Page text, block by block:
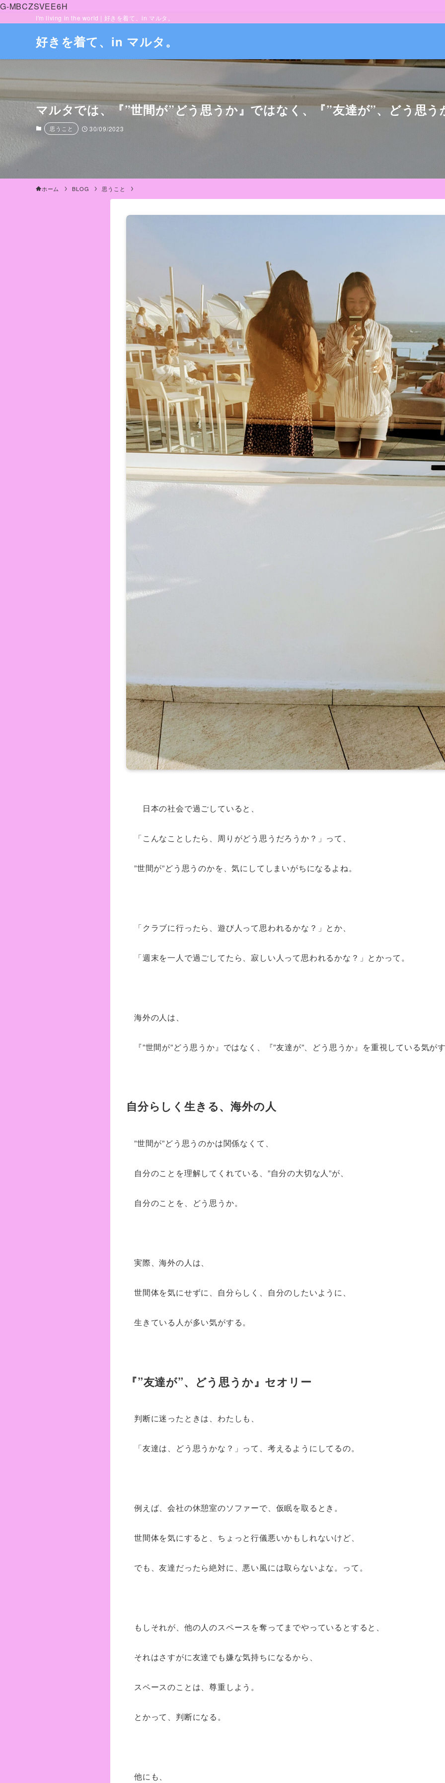
G-MBCZSVEE6H
I'm living in the world | 好きを着て、in マルタ。
好きを着て、in マルタ。
マルタでは、『”世間が”どう思うか』ではなく、『”友達が”、どう思う
思うこと 30/09/2023
ホーム BLOG 思うこと
日本の社会で過ごしていると、
「こんなことしたら、周りがどう思うだろうか？」って、
”世間が”どう思うのかを、気にしてしまいがちになるよね。
「クラブに行ったら、遊び人って思われるかな？」とか、
「週末を一人で過ごしてたら、寂しい人って思われるかな？」とかって。
海外の人は、
『”世間が”どう思うか』ではなく、『”友達が”、どう思うか』を重視している気が
自分らしく生きる、海外の人
”世間が”どう思うのかは関係なくて、
自分のことを理解してくれている、”自分の大切な人”が、
自分のことを、どう思うか。
実際、海外の人は、
世間体を気にせずに、自分らしく、自分のしたいように、
生きている人が多い気がする。
『”友達が”、どう思うか』セオリー
判断に迷ったときは、わたしも、
「友達は、どう思うかな？」って、考えるようにしてるの。
例えば、会社の休憩室のソファーで、仮眠を取るとき。
世間体を気にすると、ちょっと行儀悪いかもしれないけど、
でも、友達だったら絶対に、悪い風には取らないよな。って。
もしそれが、他の人のスペースを奪ってまでやっているとすると、
それはさすがに友達でも嫌な気持ちになるから、
スペースのことは、尊重しよう。
とかって、判断になる。
他にも、